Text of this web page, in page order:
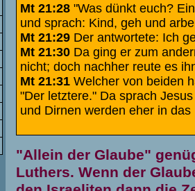
Mt 21:28 "Was dünkt euch?
und sprach: Kind, geh und
Mt 21:29 Der antwortete: Ich
Mt 21:30 Da ging er zum
nicht; doch nachher reute es
Mt 21:31 Welcher von beiden
"Der letztere." Da sprach
und Dirnen werden eher in
"Allein der Glaube"
Luthers. Wenn der